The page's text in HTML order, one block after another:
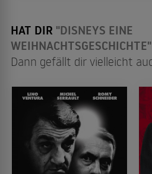
HAT DIR "DISNEYS EINE
WEIHNACHTSGESCHICHTE"
Dann gefällt dir vielleicht